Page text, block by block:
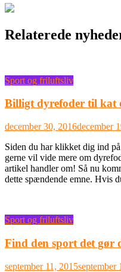
Relaterede
Sport og friluftsliv
Billigt dyrefoder til kat
december 30, 2016december
Siden du har klikket dig ind
gerne vil vide mere om
artikel handler om! Så nu
dette spændende emne. Hvis
Sport og friluftsliv
Find den sport det gør
september 11, 2015september